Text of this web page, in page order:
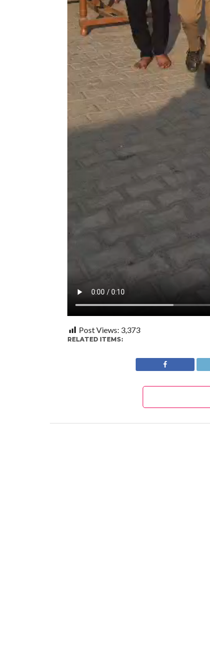
Post Views: 3,373
RELATED ITEMS: